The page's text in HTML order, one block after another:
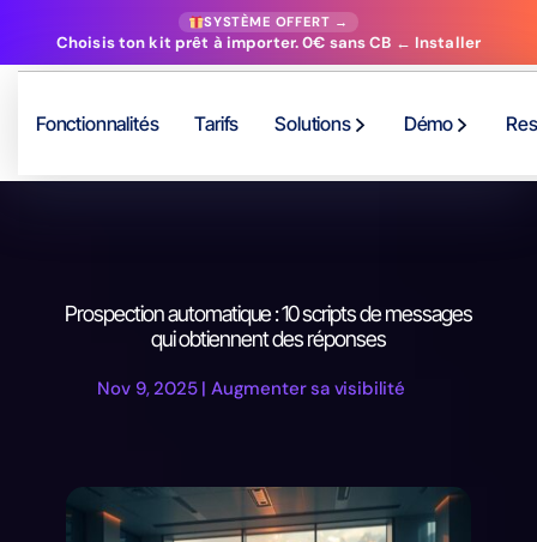
SYSTÈME OFFERT →
Choisis ton kit prêt à importer. 0€ sans CB ← Installer
Fonctionnalités Tarifs Solutions Démo
Prospection automatique : 10 scripts de messages
qui obtiennent des réponses
Nov 9, 2025| Augmenter sa visibilité